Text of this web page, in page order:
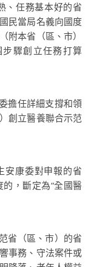
、任務基本好的省
民當局名義向國度
附本省（區、市）
驟創立任務打算
擔任詳細支撐和領
創立醫養聯合示范
康委對申報的省
的，斷定為“全國醫
（區、市）的省
事務、守法案件或